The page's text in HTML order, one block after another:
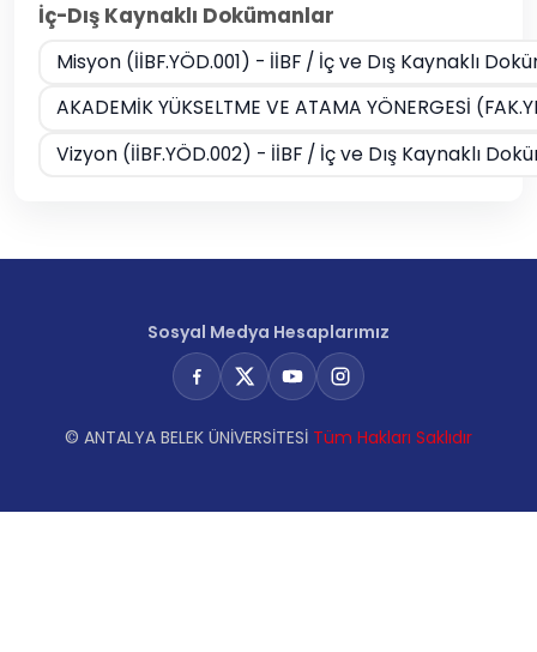
İç-Dış Kaynaklı Dokümanlar
Misyon (İİBF.YÖD.001) - İİBF / İç ve Dış Kaynaklı
AKADEMİK YÜKSELTME VE ATAMA YÖNERGESİ
Vizyon (İİBF.YÖD.002) - İİBF / İç ve Dış Kaynaklı
Sosyal Medya Hesaplarımız
© ANTALYA BELEK ÜNİVERSİTESİ Tüm Hakları Saklıdır